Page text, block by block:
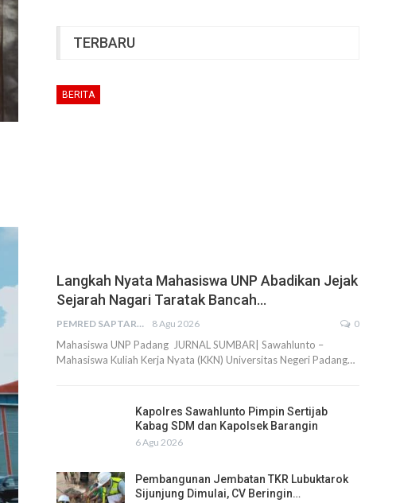
TERBARU
BERITA
Langkah Nyata Mahasiswa UNP Abadikan Jejak
Sejarah Nagari Taratak Bancah…
PEMRED SAPTARIUS 8 Agu 2026 0
Mahasiswa UNP Padang JURNAL SUMBAR| Sawahlunto –
Mahasiswa Kuliah Kerja Nyata (KKN) Universitas Negeri Padang…
Kapolres Sawahlunto Pimpin Sertijab
Kabag SDM dan Kapolsek Barangin
6 Agu 2026
Pembangunan Jembatan TKR Lubuktarok
Sijunjung Dimulai, CV Beringin…